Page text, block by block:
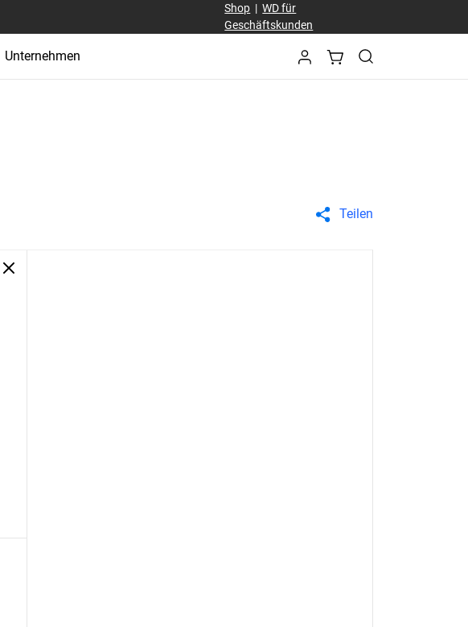
Shop |WD für
Geschäftskunden
Unternehmen
Teilen